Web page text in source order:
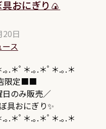
おにぎり🍙
日
ス
｡.＊ﾟ＊.｡.＊ﾟ＊.｡.＊
定■■
み販売／
具おにぎり✨
｡.＊ﾟ＊.｡.＊ﾟ＊.｡.＊